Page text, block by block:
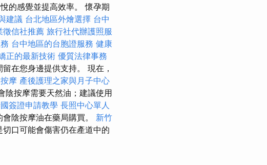
的感覺並提高效率。 懷孕期
建議 台北地區外燴選擇 台中
徵信社推薦 旅行社代辦護照服
台中地區的台胞證服務 健康
正的最新技術 優質法律事務
在您身邊提供支持。 現在，
摩 產後護理之家與月子中心
陰按摩需要天然油；建議使用
簽證申請教學 長照中心單人
陰按摩油在藥局購買。 新竹
口可能會傷害仍在產道中的